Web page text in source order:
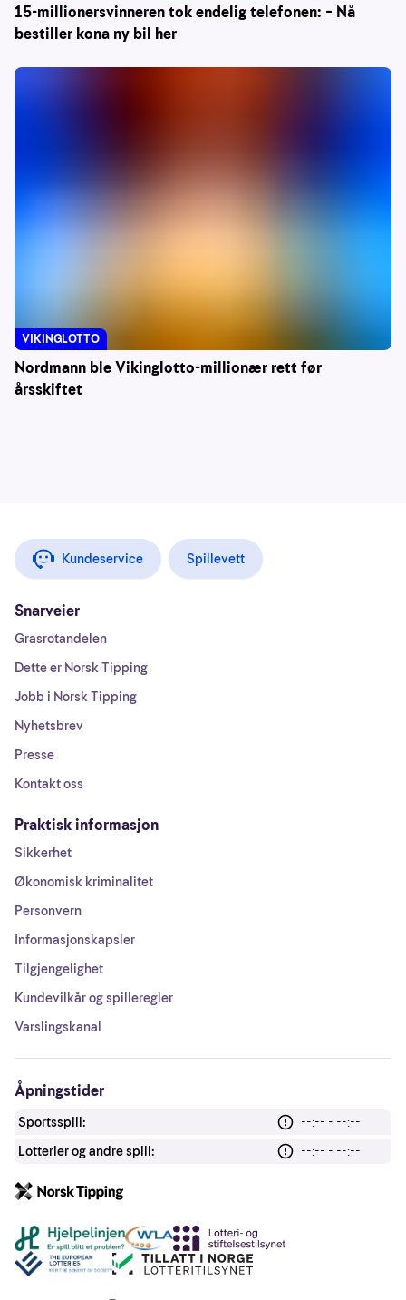
15-millionersvinneren tok endelig telefonen: – Nå
bestiller kona ny bil her
Nordmann ble Vikinglotto-millionær rett før
årsskiftet
VIKINGLOTTO
Kundeservice Spillevett
Snarveier
Grasrotandelen
Dette er Norsk Tipping
Jobb i Norsk Tipping
Nyhetsbrev
Presse
Kontakt oss
Praktisk informasjon
Sikkerhet
Økonomisk kriminalitet
Personvern
Informasjonskapsler
Tilgjengelighet
Kundevilkår og spilleregler
Varslingskanal
Åpningstider
Sportsspill:
--:-- - --:--
Lotterier og andre spill:
--:-- - --:--
Andre lenker